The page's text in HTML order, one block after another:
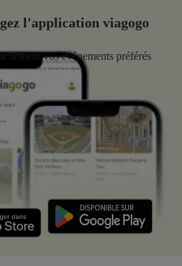
l'application viagogo
vos événements préférés